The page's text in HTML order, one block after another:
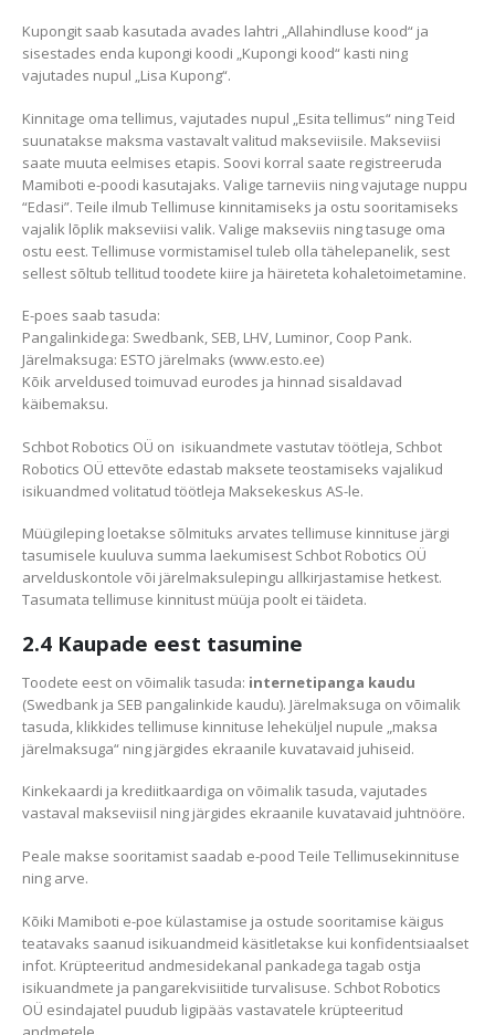
Kupongit saab kasutada avades lahtri „Allahindluse kood“ ja
sisestades enda kupongi koodi „Kupongi kood“ kasti ning
vajutades nupul „Lisa Kupong“.
Kinnitage oma tellimus, vajutades nupul „Esita tellimus“ ning Teid
suunatakse maksma vastavalt valitud makseviisile. Makseviisi
saate muuta eelmises etapis. Soovi korral saate registreeruda
Mamiboti e-poodi kasutajaks. Valige tarneviis ning vajutage nuppu
“Edasi”. Teile ilmub Tellimuse kinnitamiseks ja ostu sooritamiseks
vajalik lõplik makseviisi valik. Valige makseviis ning tasuge oma
ostu eest. Tellimuse vormistamisel tuleb olla tähelepanelik, sest
sellest sõltub tellitud toodete kiire ja häireteta kohaletoimetamine.
E-poes saab tasuda:
Pangalinkidega: Swedbank, SEB, LHV, Luminor, Coop Pank.
Järelmaksuga: ESTO järelmaks (www.esto.ee)
Kõik arveldused toimuvad eurodes ja hinnad sisaldavad
käibemaksu.
Schbot Robotics OÜ on isikuandmete vastutav töötleja, Schbot
Robotics OÜ ettevõte edastab maksete teostamiseks vajalikud
isikuandmed volitatud töötleja Maksekeskus AS-le.
Müügileping loetakse sõlmituks arvates tellimuse kinnituse järgi
tasumisele kuuluva summa laekumisest Schbot Robotics OÜ
arvelduskontole või järelmaksulepingu allkirjastamise hetkest.
Tasumata tellimuse kinnitust müüja poolt ei täideta.
2.4 Kaupade eest tasumine
Toodete eest on võimalik tasuda: internetipanga kaudu
(Swedbank ja SEB pangalinkide kaudu). Järelmaksuga on võimalik
tasuda, klikkides tellimuse kinnituse leheküljel nupule „maksa
järelmaksuga“ ning järgides ekraanile kuvatavaid juhiseid.
Kinkekaardi ja krediitkaardiga on võimalik tasuda, vajutades
vastaval makseviisil ning järgides ekraanile kuvatavaid juhtnööre.
Peale makse sooritamist saadab e-pood Teile Tellimusekinnituse
ning arve.
Kõiki Mamiboti e-poe külastamise ja ostude sooritamise käigus
teatavaks saanud isikuandmeid käsitletakse kui konfidentsiaalset
infot. Krüpteeritud andmesidekanal pankadega tagab ostja
isikuandmete ja pangarekvisiitide turvalisuse. Schbot Robotics
OÜ esindajatel puudub ligipääs vastavatele krüpteeritud